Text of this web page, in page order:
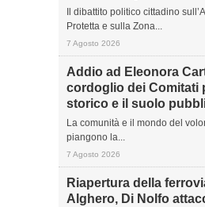
Il dibattito politico cittadino
Protetta e sulla Zona...
7 Agosto 2026
Addio ad Eleonora
cordoglio dei Comitati
storico e il suolo
La comunità e il mondo del
piangono la...
7 Agosto 2026
Riapertura della
Alghero, Di Nolfo